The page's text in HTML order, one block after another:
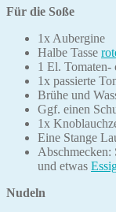
Für die Soße
1x Aubergine
Halbe Tasse
1 El. Tomaten-
1x passierte
Brühe und
Ggf. einen
1x
Eine Stange
Abschmecken:
und etwas
Nudeln